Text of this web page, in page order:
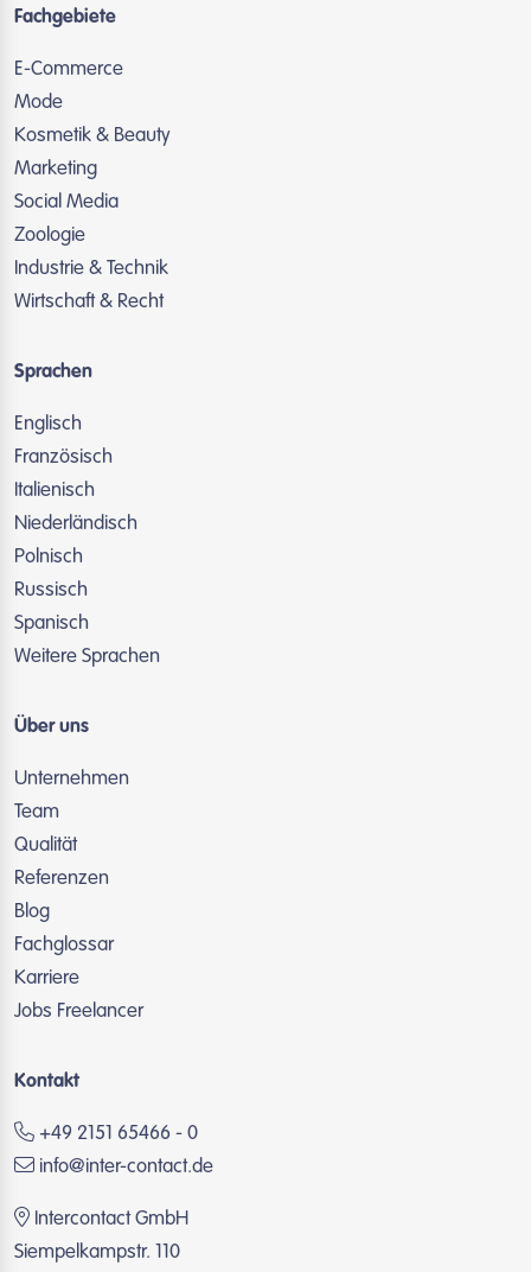
Fachgebiete
E-Commerce
Mode
Kosmetik & Beauty
Marketing
Social Media
Zoologie
Industrie & Technik
Wirtschaft & Recht
Sprachen
Englisch
Französisch
Italienisch
Niederländisch
Polnisch
Russisch
Spanisch
Weitere Sprachen
Über uns
Unternehmen
Team
Qualität
Referenzen
Blog
Fachglossar
Karriere
Jobs Freelancer
Kontakt
+49 2151 65466 - 0
info@inter-contact.de
Intercontact GmbH
Siempelkampstr. 110